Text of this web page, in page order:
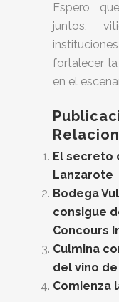
Espero
juntos,
fortalecer
en el
El secreto
Lanzarote
Bodega
consigue
Concours
Culmina
del vino de
Comienza